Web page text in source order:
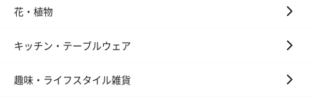
（レモン＆紅茶）（432
ェ〜国産フル
スキンケアグッズ
花・植物
キッチン・テーブルウェア
趣味・ライフスタイル雑貨